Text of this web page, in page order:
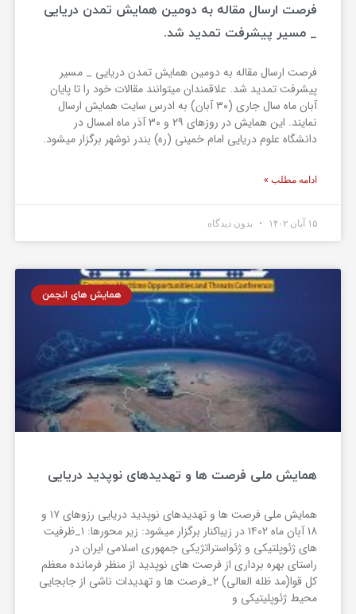
فرصت ارسال مقاله به دومین همایش تمدن دریایی
_ مسیر پیشرفت تمدید شد.
فرصت ارسال مقاله به دومین همایش تمدن دریایی _ مسیر
پیشرفت تمدید شد. علاقمندان میتوانند مقالات خود را تا پایان
آبان ماه سال جاری (۳۰ آبان) به ادرس سایت همایش ارسال
نمایند. این همایش در روزهای ۲۹ و ۳۰ آذر ماه امسال در
دانشگاه علوم دریایی امام خمینی (ره) بندر نوشهر برگزار میشود.
ادامه مطلب »
۱۵ آبان ۱۴۰۲ بدون دیدگاه
همایش های انجمن
همایش ملی فرصت ها و تهدیدهای نوپدید دریایی
همایش ملی فرصت ها و تهدیدهای نوپدید دریایی رزوهای ۱۷ و
۱۸ آبان ماه ۱۴۰۲ در زیباکنار برگزار میشود: زیر محورها: ۱_ظرفیت
های ژئوپلتیکی و ژئواستراتژیکی جمهوری اسلامی ایران در
راستای بهره برداری از فرصت های نوپدید از منظر فرمانده معظم
کل قوا(مد ظله العالی) ۲_فرصت ها و تهدیدات ناشی از جابجایی
محیط ژئوپلیتیکی و